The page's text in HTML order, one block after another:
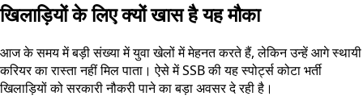
खिलाड़ियों के लिए क्यों खास है यह मौका
आज के समय में बड़ी संख्या में युवा खेलों में मेहनत करते हैं, लेकिन उन्हें आगे स्थायी
करियर का रास्ता नहीं मिल पाता। ऐसे में SSB की यह स्पोर्ट्स कोटा भर्ती
खिलाड़ियों को सरकारी नौकरी पाने का बड़ा अवसर दे रही है।